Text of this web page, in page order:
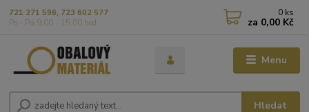
Menu
Hledat
721 271 596, 723 602 577
Po - Pá 9,00 - 15,00 hod
0 ks
za 0,00 Kč